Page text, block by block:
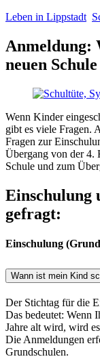
Leben in Lippstadt
Anmeldung:
neuen
Wenn Kinder
gibt es viele Fragen.
Fragen zur
Übergang von der 4.
Schule und zum
Einschulung
gefragt:
Einschulung
Wann ist mein Kind
Der Stichtag für die
Das bedeutet: Wenn
Jahre alt wird, wird
Die Anmeldungen
Grundschulen.